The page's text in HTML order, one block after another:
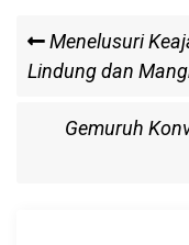
Post
navigation
Previous
Post
Menelusuri
Lindung dan
Gemuruh